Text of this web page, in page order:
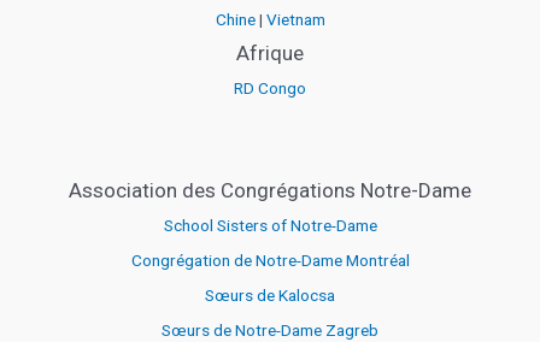
Chine| Vietnam
Afrique
RD Congo
Association des Congrégations Notre-Dame
School Sisters of Notre-Dame
Congrégation de Notre-Dame Montréal
Sœurs de Kalocsa
Sœurs de Notre-Dame Zagreb